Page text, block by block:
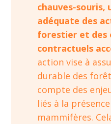
chauves-
adéquate des
forestier et des
contractuels
action vise à
durable des
compte des
liés à la
mammifères.